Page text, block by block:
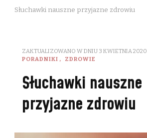
Słuchawki nauszne przyjazne zdrowiu
ZAKTUALIZOWANO W DNIU 3 KWIETNIA 2020
PORADNIKI
ZDROWIE
Słuchawki nauszne
przyjazne zdrowiu